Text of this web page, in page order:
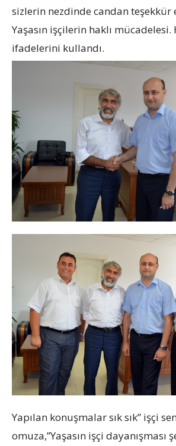
sizlerin nezdinde candan teşekkür
Yaşasın işçilerin haklı mücadelesi.
ifadelerini kullandı.
Yapılan konuşmalar sık sık” işçi
omuza,”Yaşasın işçi dayanışması